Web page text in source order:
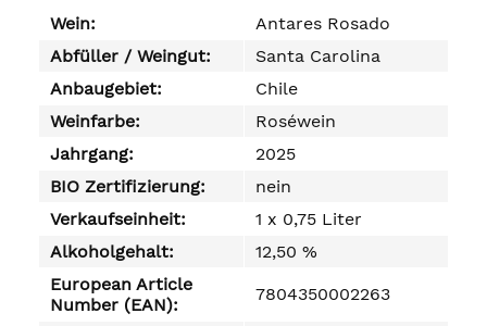
Wein:
Antares Rosado
Abfüller / Weingut:
Santa Carolina
Anbaugebiet:
Chile
Weinfarbe:
Roséwein
Jahrgang:
2025
BIO Zertifizierung:
nein
Verkaufseinheit:
1 x 0,75 Liter
Alkoholgehalt:
12,50 %
European Article
Number (EAN):
7804350002263